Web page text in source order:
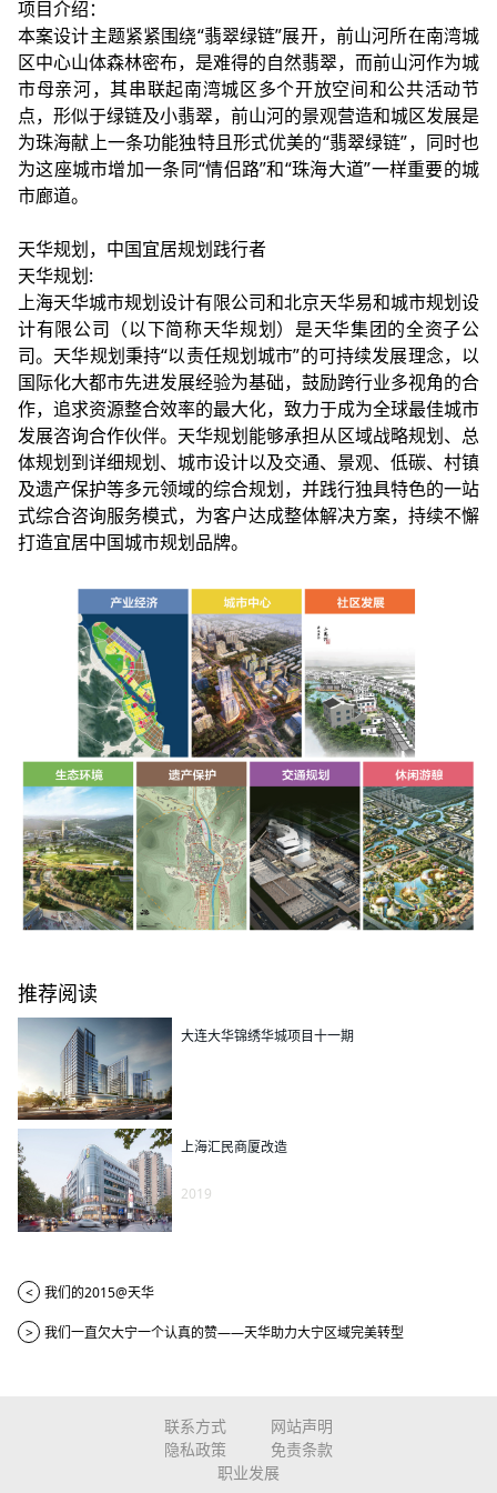
项目介绍：
本案设计主题紧紧围绕“翡翠绿链”展开，前山河所在南湾城
区中心山体森林密布，是难得的自然翡翠，而前山河作为城
市母亲河，其串联起南湾城区多个开放空间和公共活动节
点，形似于绿链及小翡翠，前山河的景观营造和城区发展是
为珠海献上一条功能独特且形式优美的“翡翠绿链”，同时也
为这座城市增加一条同“情侣路”和“珠海大道”一样重要的城
市廊道。
天华规划，中国宜居规划践行者
天华规划:
上海天华城市规划设计有限公司和北京天华易和城市规划设
计有限公司（以下简称天华规划）是天华集团的全资子公
司。天华规划秉持“以责任规划城市”的可持续发展理念，以
国际化大都市先进发展经验为基础，鼓励跨行业多视角的合
作，追求资源整合效率的最大化，致力于成为全球最佳城市
发展咨询合作伙伴。天华规划能够承担从区域战略规划、总
体规划到详细规划、城市设计以及交通、景观、低碳、村镇
及遗产保护等多元领域的综合规划，并践行独具特色的一站
式综合咨询服务模式，为客户达成整体解决方案，持续不懈
打造宜居中国城市规划品牌。
推荐阅读
大连大华锦绣华城项目十一期
上海汇民商厦改造
2019
< 我们的2015@天华
> 我们一直欠大宁一个认真的赞——天华助力大宁区域完美转型
联系方式
网站声明
隐私政策
免责条款
职业发展